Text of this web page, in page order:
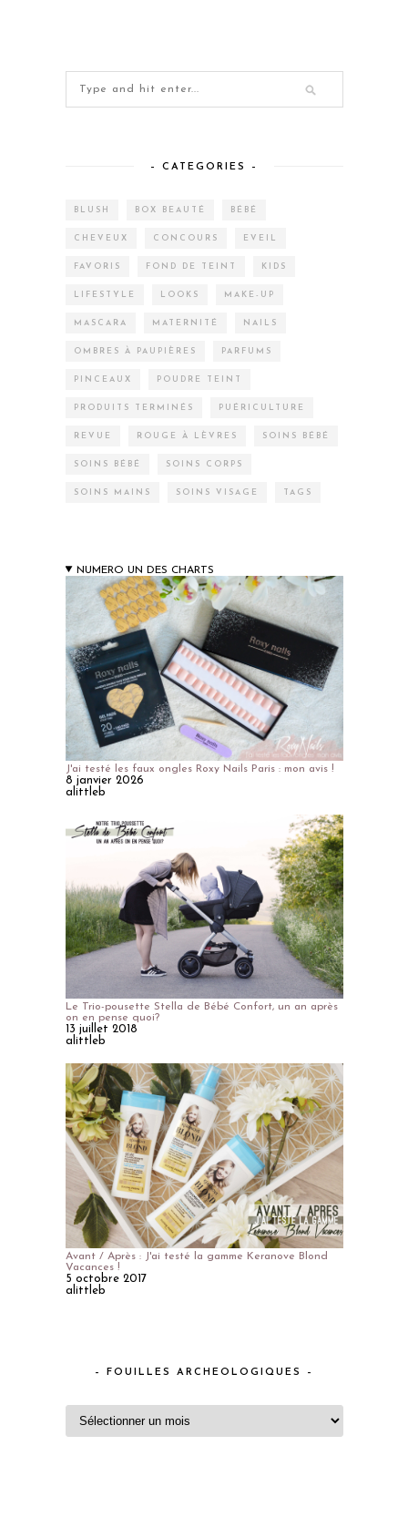
– CATEGORIES –
BLUSH BOX BEAUTÉ BÉBÉ
CHEVEUX CONCOURS EVEIL
FAVORIS FOND DE TEINT KIDS
LIFESTYLE LOOKS MAKE-UP
MASCARA MATERNITÉ NAILS
OMBRES À PAUPIÈRES PARFUMS
PINCEAUX POUDRE TEINT
PRODUITS TERMINÉS PUÉRICULTURE
REVUE ROUGE À LÈVRES SOINS BÉBÉ
SOINS BÉBÉ SOINS CORPS
SOINS MAINS SOINS VISAGE TAGS
NUMERO UN DES CHARTS
J'ai testé les faux ongles Roxy Nails Paris : mon avis !
8 janvier 2026
alittleb
Le Trio-pousette Stella de Bébé Confort, un an après
on en pense quoi?
13 juillet 2018
alittleb
Avant / Après : J'ai testé la gamme Keranove Blond
Vacances !
5 octobre 2017
alittleb
– FOUILLES ARCHEOLOGIQUES –